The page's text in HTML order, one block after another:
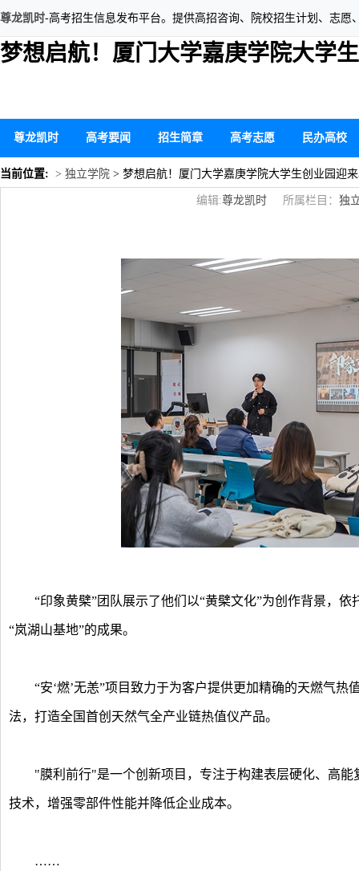
尊龙凯时-高考招生信息发布平台。提供高招咨询、院校招生计划、志愿
梦想启航！厦门大学嘉庚学院大学
尊龙凯时 高考要闻 招生简章 高考志愿 民办高校
当前位置: > 独立学院 > 梦想启航！厦门大学嘉庚学院大学生创业园迎
编辑:尊龙凯时 所属栏目： 独
“印象黄檗”团队展示了他们以“黄檗文化”为创作背景，依
“岚湖山基地”的成果。
“安‘燃’无恙”项目致力于为客户提供更加精确的天燃气热
法，打造全国首创天然气全产业链热值仪产品。
"膜利前行"是一个创新项目，专注于构建表层硬化、高能
技术，增强零部件性能并降低企业成本。
……